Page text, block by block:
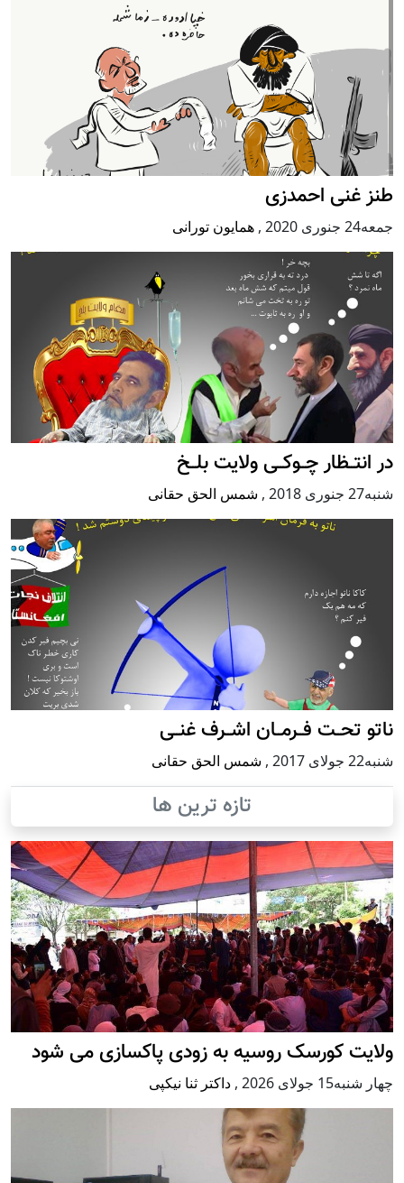
طنز غنی احمدزی
جمعه24 جنوری 2020 , همایون تورانی
در انتــظار چــوکــی ولایت بلــخ
شنبه27 جنوری 2018 , شمس الحق حقانی
ناتو تحــت فــرمــان اشــرف غنــی
شنبه22 جولای 2017 , شمس الحق حقانی
تازه ترین ها
ولایت کورسک روسیه به زودی پاکسازی می شود
چهار شنبه15 جولای 2026 , داکتر ثنا نیکپی